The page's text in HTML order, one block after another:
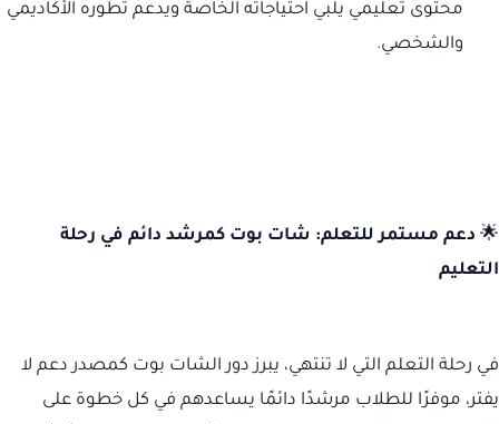
محتوى تعليمي يلبي احتياجاته الخاصة ويدعم تطوره الأكاديمي
والشخصي.
🌟 دعم مستمر للتعلم: شات بوت كمرشد دائم في رحلة
التعليم
في رحلة التعلم التي لا تنتهي، يبرز دور الشات بوت كمصدر دعم لا
يفتر، موفرًا للطلاب مرشدًا دائمًا يساعدهم في كل خطوة على